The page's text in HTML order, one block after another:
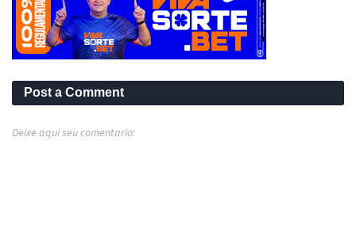
Post a Comment
Deixe aqui seu comentario: